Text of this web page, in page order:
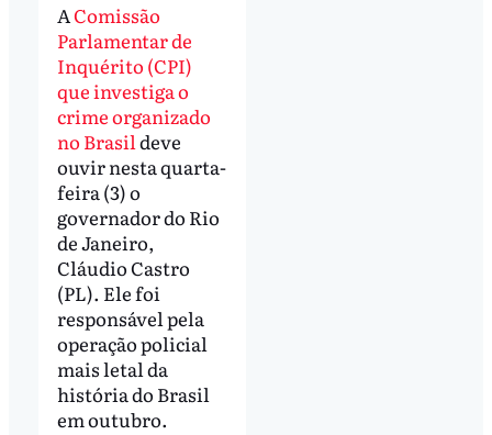
AComissão
Parlamentar de
Inquérito (CPI)
que investiga o
crime organizado
no Brasildeve
ouvir nesta quarta-
feira (3) o
governador do Rio
de Janeiro,
Cláudio Castro
(PL). Ele foi
responsável pela
operação policial
mais letal da
história do Brasil
em outubro.